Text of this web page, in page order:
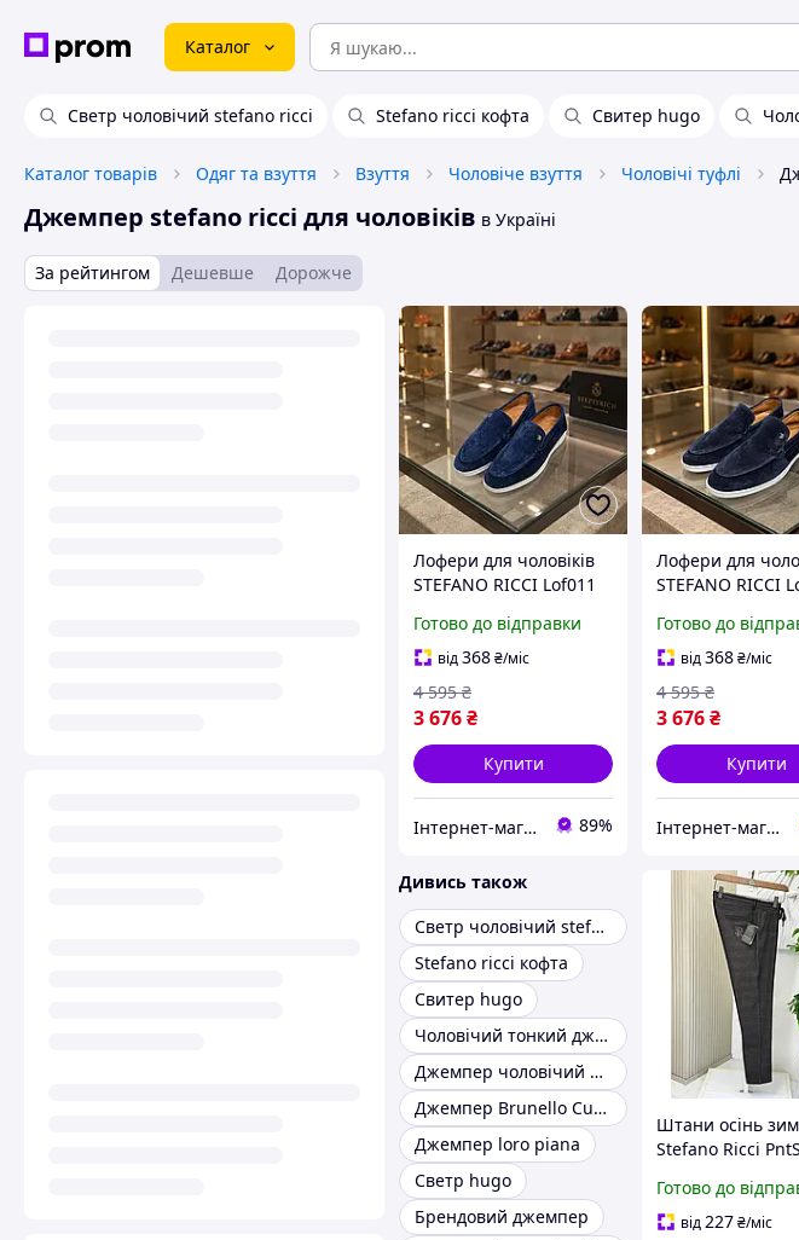
Каталог
Светр чоловічий stefano ricci Stefano ricci кофта Свитер hugo
Каталог товарів Одяг та взуття Взуття Чоловіче взуття Чоловічі туфлі
Джемпер stefano ricci для чоловіків в Україні
За рейтингом Дешевше Дорожче
Лофери для чоловіків
STEFANO RICCI Lof011
синій комплект тільки
пиляльник без коробки
Готово до відправки
від368₴/міс
3 676₴
4 595 ₴
Купити
Інтернет-магазин Look 100 Clothes 89%
Лофери для
STEFANO RICCI
коробки тільки з
пілочкою для
Готово до
від368₴/міс
3 676₴
4 595 ₴
Купити
Інтернет-магазин Look 100 Clothes
Дивись також
Светр чоловічий stefano ricci
Stefano ricci кофта
Свитер hugo
Чоловічий тонкий джемпер
Джемпер чоловічий бавовна
Джемпер Brunello Cucinelli
Джемпер loro piana
Светр hugo
Брендовий джемпер
Штани осінь
Stefano Ricci
чоловіків із
матеріалу
Готово до
від227₴/міс